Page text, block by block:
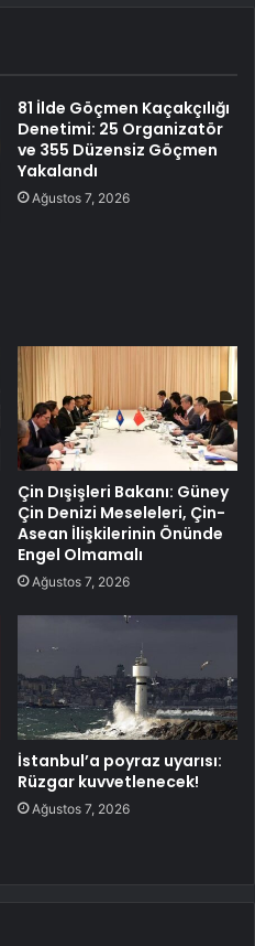
81 İlde Göçmen Kaçakçılığı
Denetimi: 25 Organizatör
ve 355 Düzensiz Göçmen
Yakalandı
Ağustos 7, 2026
Çin Dışişleri Bakanı: Güney
Çin Denizi Meseleleri, Çin-
Asean İlişkilerinin Önünde
Engel Olmamalı
Ağustos 7, 2026
İstanbul’a poyraz uyarısı:
Rüzgar kuvvetlenecek!
Ağustos 7, 2026